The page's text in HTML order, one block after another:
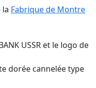
la Fabrique de Montre
USSR et le logo de
dorée cannelée type